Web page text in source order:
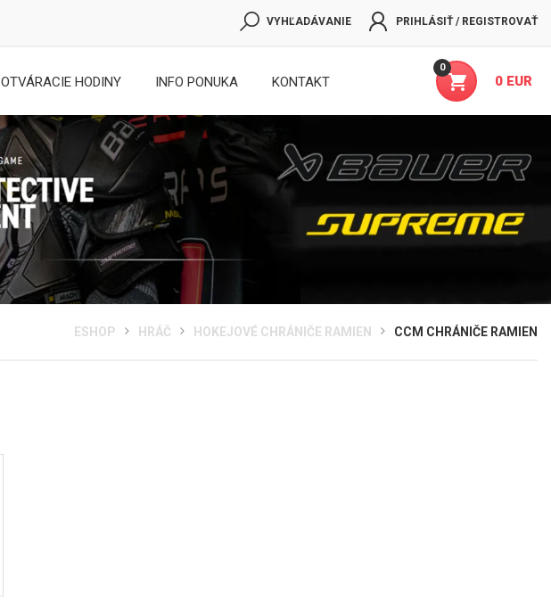
VYHĽADÁVANIE PRIHLÁSIŤ / REGISTROVAŤ
0
0 EUR
OTVÁRACIE HODINY INFO PONUKA KONTAKT
ESHOP HRÁČ HOKEJOVÉ CHRÁNIČE RAMIEN CCM CHRÁNIČE RAMIEN